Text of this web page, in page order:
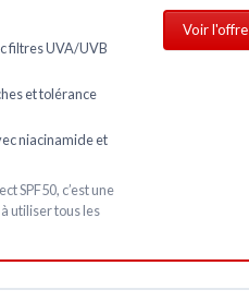
filtres UVA/UVB
et tolérance
niacinamide et
SPF50, c’est une
utiliser tous les
Voir l'offre